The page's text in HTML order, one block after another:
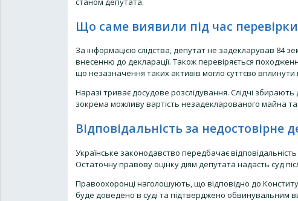
Що саме виявили під час перевірки
За інформацією слідства, депутат не задекларував 84
внесенню до декларації. Також перевіряється
що незазначення таких активів могло суттєво вплинути
Наразі триває досудове розслідування. Слідчі
зокрема можливу вартість незадекларованого майна та
Відповідальність за недостовірне
Українське законодавство передбачає
Остаточну правову оцінку діям депутата надасть суд
Правоохоронці наголошують, що відповідно до
буде доведено в суді та підтверджено обвинувальним